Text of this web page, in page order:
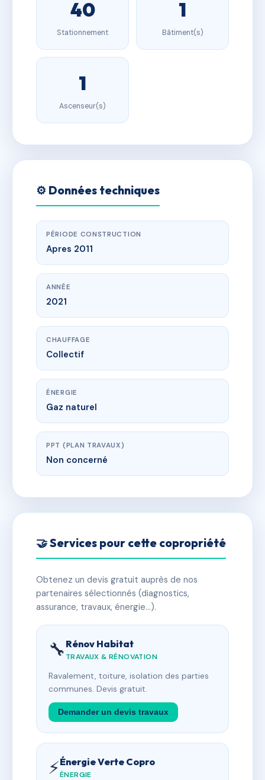
40
Stationnement
1
Bâtiment(s)
1
Ascenseur(s)
⚙️ Données techniques
PÉRIODE CONSTRUCTION
Apres 2011
ANNÉE
2021
CHAUFFAGE
Collectif
ÉNERGIE
Gaz naturel
PPT (PLAN TRAVAUX)
Non concerné
🤝 Services pour cette copropriété
Obtenez un devis gratuit auprès de nos
partenaires sélectionnés (diagnostics,
assurance, travaux, énergie…).
🔧 Rénov Habitat
TRAVAUX & RÉNOVATION
Ravalement, toiture, isolation des parties
communes. Devis gratuit.
Demander un devis travaux
⚡Énergie Verte Copro
ÉNERGIE